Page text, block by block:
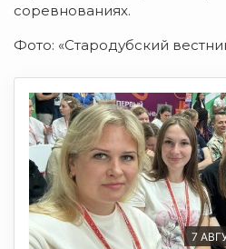
соревнованиях.
Фото: «Стародубский
7